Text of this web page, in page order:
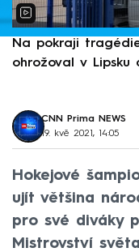
Na pokraji
ohrožoval v Lipsku
CNN Prima NEWS
19. kvě 2021, 14:05
Hokejové
ujít většina
pro své diváky
Mistrovství